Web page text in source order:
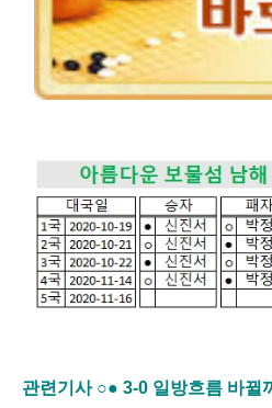
관련기사 ○● 3-0 일방흐름 바